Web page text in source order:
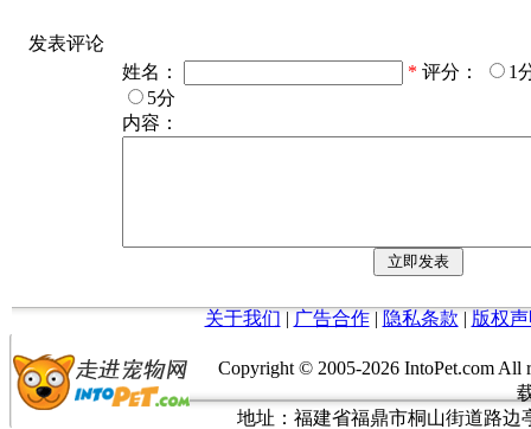
发表评论
姓名：
* 评分：
1
5分
内容：
关于我们 | 广告合作| 隐私条款 | 版权
Copyright © 2005-2026 IntoPet.com
地址：福建省福鼎市桐山街道路边